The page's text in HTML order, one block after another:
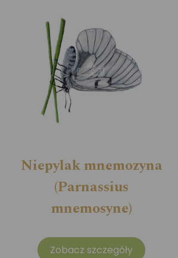
Niepylak mnemozyna
(Parnassius
mnemosyne)
Zobacz szczegóły